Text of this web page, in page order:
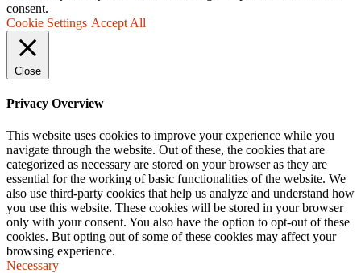
consent.
Cookie Settings Accept All
Close
Privacy Overview
This website uses cookies to improve your experience while you
navigate through the website. Out of these, the cookies that are
categorized as necessary are stored on your browser as they are
essential for the working of basic functionalities of the website. We
also use third-party cookies that help us analyze and understand how
you use this website. These cookies will be stored in your browser
only with your consent. You also have the option to opt-out of these
cookies. But opting out of some of these cookies may affect your
browsing experience.
Necessary